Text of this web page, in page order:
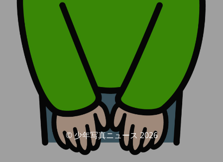
© 少年写真ニュース 2026